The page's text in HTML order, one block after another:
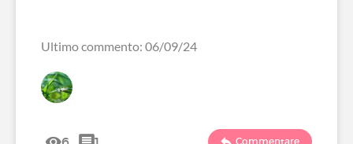
Ultimo commento: 06/09/24
Commentare